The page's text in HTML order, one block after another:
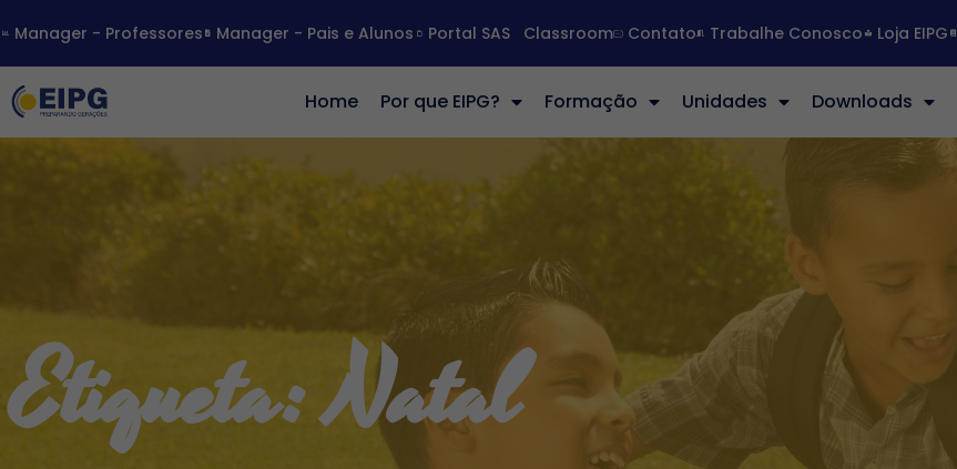
Manager - Professores Manager - Pais e Alunos Portal SAS Classroom Contato Trabalhe Conosco Loja EIPG
Home Por que EIPG? Formação Unidades Downloads
Etiqueta: Natal